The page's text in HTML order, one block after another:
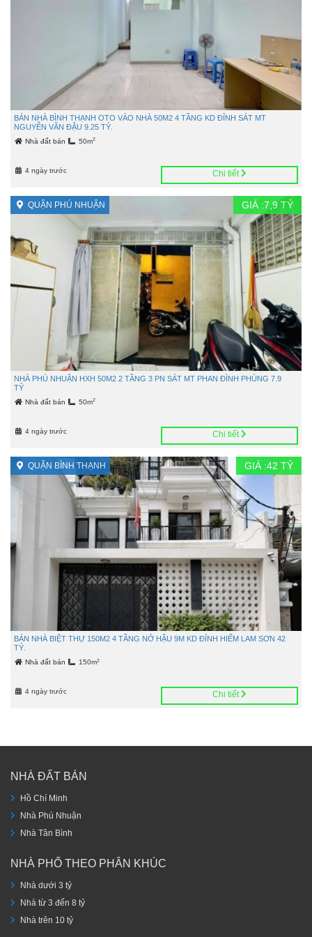
BÁN NHÀ BÌNH THẠNH OTO VÀO NHÀ 50M2 4 TẦNG KD ĐỈNH SÁT MT
NGUYỄN VĂN ĐẬU 9.25 TỶ.
Nhà đất bán 50m2
4 ngày trước Chi tiết
QUẬN PHÚ NHUẬN GIÁ :7,9 TỶ
NHÀ PHÚ NHUẬN HXH 50M2 2 TẦNG 3 PN SÁT MT PHAN ĐÌNH PHÙNG 7.9
TỶ
Nhà đất bán 50m2
4 ngày trước Chi tiết
QUẬN BÌNH THẠNH GIÁ :42 TỶ
BÁN NHÀ BIỆT THỰ 150M2 4 TẦNG NỞ HẬU 9M KD ĐỈNH HIẾM LAM SƠN 42
TỶ.
Nhà đất bán 150m2
4 ngày trước Chi tiết
NHÀ ĐẤT BÁN
Hồ Chí Minh
Nhà Phú Nhuận
Nhà Tân Bình
NHÀ PHỐ THEO PHÂN KHÚC
Nhà dưới 3 tỷ
Nhà từ 3 đến 8 tỷ
Nhà trên 10 tỷ